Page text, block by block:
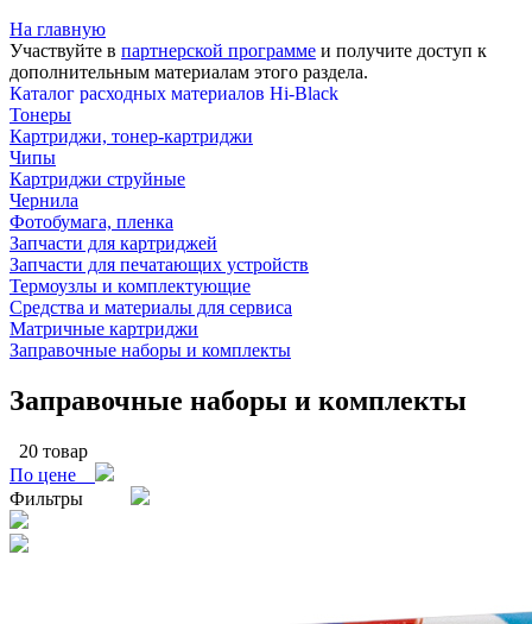
На главную
Участвуйте в партнерской программе и получите доступ к
дополнительным материалам этого раздела.
Каталог расходных материалов Hi-Black
Тонеры
Картриджи, тонер-картриджи
Чипы
Картриджи струйные
Чернила
Фотобумага, пленка
Запчасти для картриджей
Запчасти для печатающих устройств
Термоузлы и комплектующие
Средства и материалы для сервиса
Матричные картриджи
Заправочные наборы и комплекты
Заправочные наборы и комплекты
20 товар
По цене
Фильтры